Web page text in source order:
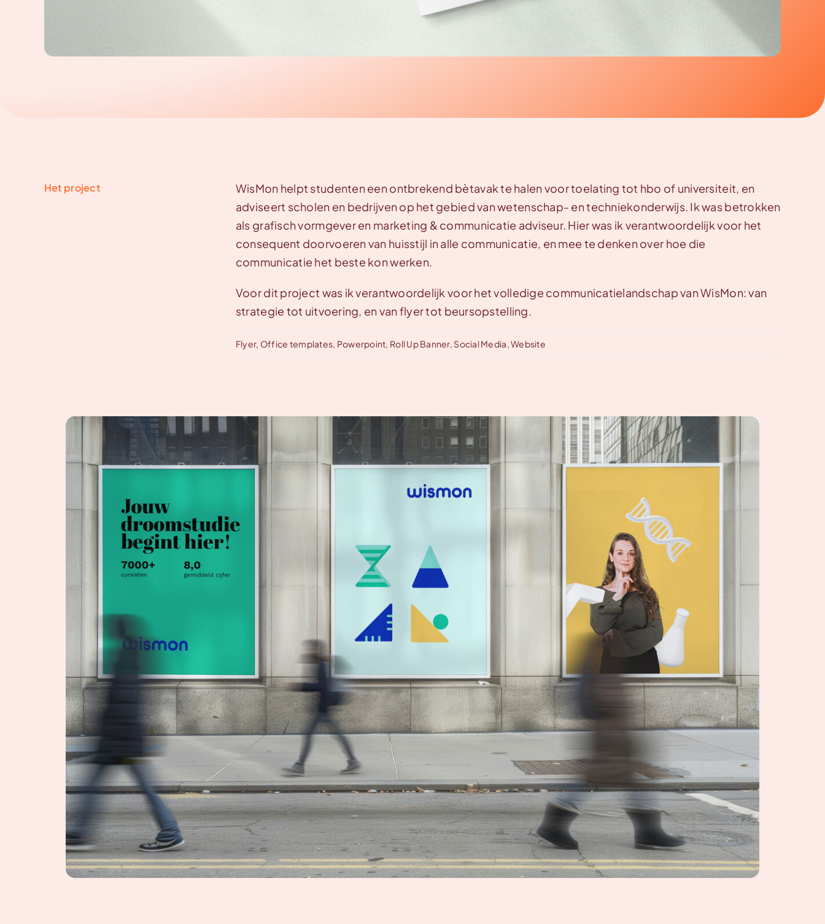
Het project
WisMon helpt studenten een ontbrekend bètavak te halen voor toelating tot hbo of universiteit, en
adviseert scholen en bedrijven op het gebied van wetenschap- en techniekonderwijs. Ik was betrokken
als grafisch vormgever en marketing & communicatie adviseur. Hier was ik verantwoordelijk voor het
consequent doorvoeren van huisstijl in alle communicatie, en mee te denken over hoe die
communicatie het beste kon werken.
Voor dit project was ik verantwoordelijk voor het volledige communicatielandschap van WisMon: van
strategie tot uitvoering, en van flyer tot beursopstelling.
Flyer, Office templates, Powerpoint, Roll Up Banner, Social Media,Website